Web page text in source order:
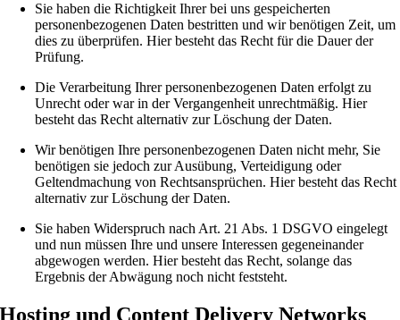
Sie haben die Richtigkeit Ihrer bei uns gespeicherten
personenbezogenen Daten bestritten und wir benötigen Zeit, um
dies zu überprüfen. Hier besteht das Recht für die Dauer der
Prüfung.
Die Verarbeitung Ihrer personenbezogenen Daten erfolgt zu
Unrecht oder war in der Vergangenheit unrechtmäßig. Hier
besteht das Recht alternativ zur Löschung der Daten.
Wir benötigen Ihre personenbezogenen Daten nicht mehr, Sie
benötigen sie jedoch zur Ausübung, Verteidigung oder
Geltendmachung von Rechtsansprüchen. Hier besteht das Recht
alternativ zur Löschung der Daten.
Sie haben Widerspruch nach Art. 21 Abs. 1 DSGVO eingelegt
und nun müssen Ihre und unsere Interessen gegeneinander
abgewogen werden. Hier besteht das Recht, solange das
Ergebnis der Abwägung noch nicht feststeht.
Hosting und Content Delivery Networks